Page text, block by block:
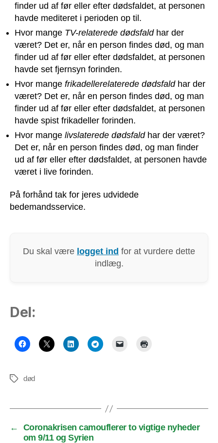
finder ud af før eller efter dødsfaldet, at personen
havde mediteret i perioden op til.
Hvor mange TV-relaterede dødsfaldhar der
været? Det er, når en person findes død, og man
finder ud af før eller efter dødsfaldet, at personen
havde set fjernsyn forinden.
Hvor mange frikadellerelaterede dødsfaldhar der
været? Det er, når en person findes død, og man
finder ud af før eller efter dødsfaldet, at personen
havde spist frikadeller forinden.
Hvor mange livslaterede dødsfaldhar der været?
Det er, når en person findes død, og man finder
ud af før eller efter dødsfaldet, at personen havde
været i live forinden.
På forhånd tak for jeres udvidede
bedemandsservice.
Du skal være logget ind for at vurdere dette
indlæg.
Del:
Tagsdød
←
Coronakrisen camouflerer to vigtige nyheder
om 9/11 og Syrien